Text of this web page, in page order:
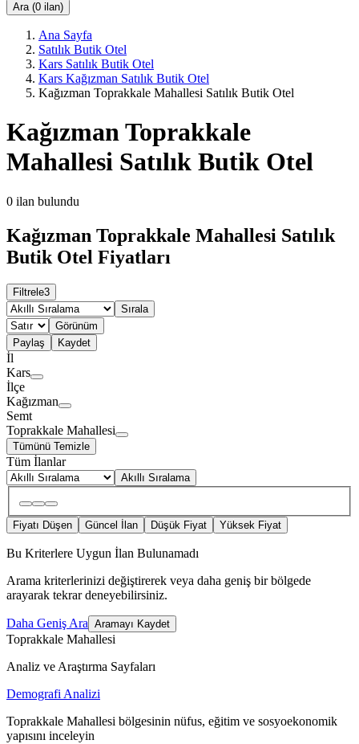
Ara (0 ilan)
Ana Sayfa
Satılık Butik Otel
Kars Satılık Butik Otel
Kars Kağızman Satılık Butik Otel
Kağızman Toprakkale Mahallesi Satılık Butik Otel
Kağızman Toprakkale
Mahallesi Satılık Butik Otel
0 ilan bulundu
Kağızman Toprakkale Mahallesi Satılık
Butik Otel Fiyatları
Filtrele3
Sırala
Görünüm
Paylaş
Kaydet
İl
Kars
İlçe
Kağızman
Semt
Toprakkale Mahallesi
Tümünü Temizle
Tüm İlanlar
Akıllı Sıralama
Fiyatı Düşen Güncel İlan Düşük Fiyat Yüksek Fiyat
Bu Kriterlere Uygun İlan Bulunamadı
Arama kriterlerinizi değiştirerek veya daha geniş bir bölgede
arayarak tekrar deneyebilirsiniz.
Daha Geniş Ara Aramayı Kaydet
Toprakkale Mahallesi
Analiz ve Araştırma Sayfaları
Demografi Analizi
Toprakkale Mahallesi bölgesinin nüfus, eğitim ve sosyoekonomik
yapısını inceleyin